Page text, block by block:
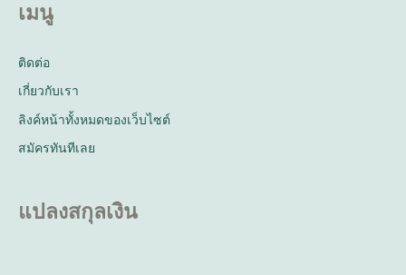
เมนู
ติดต่อ
เกี่ยวกับเรา
ลิงค์หน้าทั้งหมดของเว็บไซต์
สมัครทันทีเลย
แปลงสกุลเงิน